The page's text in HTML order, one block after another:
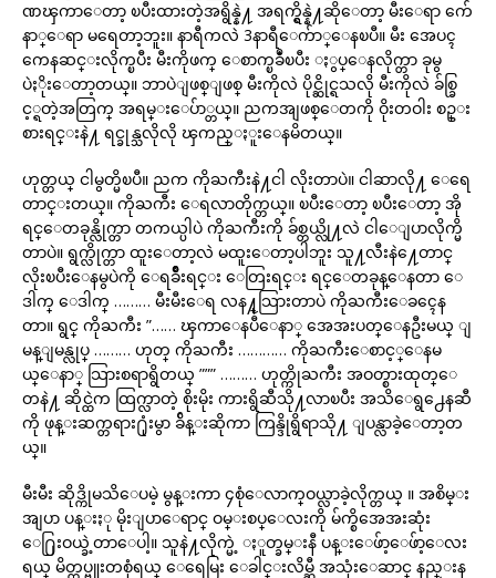
ဏၾကာေတာ့ ၿပီးထားတဲ့အရွိန္နဲ႔ အရက္ရွိန္နဲ႔ဆိုေတာ့ မီးေရာ က်ေ
နာ္ေရာ မရေတာ့ဘူး။ နာရီကလဲ 3နာရီေက်ာ္ေနၿပီ။ မီး အေပၚ
ကေနဆင္းလိုက္ၿပီး မီးကိုဖက္ ေစာက္ၿခဳံၿပီး ႏွပ္ေနလိုက္တာ ခုမွ
ပဲႏိုးေတာ့တယ္။ ဘာပဲျဖစ္ျဖစ္ မီးကိုလဲ ပိုင္ဆိုင္ရသလို မီးကိုလဲ ခ်စ္ခြ
င့္ရတဲ့အတြက္ အရမ္းေပ်ာ္တယ္။ ညကအျဖစ္ေတကို ဝိုးတဝါး စဥ္း
စားရင္းနဲ႔ ရင္ခုန္သလိုလို ၾကည္ႏူးေနမိတယ္။
ဟုတ္တယ္ ငါမွတ္မိၿပီ။ ညက ကိုႀကီးနဲ႔ငါ လိုးတာပဲ။ ငါဆာလို႔ ေရေ
တာင္းတယ္။ ကိုႀကီး ေရလာတိုက္တယ္။ ၿပီးေတာ့ ၿပီးေတာ့ အို
ရင္ေတခုန္လိုက္တာ တကယ္ပါပဲ ကိုႀကီးကို ခ်စ္တယ္လို႔လဲ ငါေျပာလိုက္မိ
တာပဲ။ ရွက္လိုက္တာ ထူးေတာ့လဲ မထူးေတာ့ပါဘူး သူ႔လီးနဲ႔ေတာင္
လိုးၿပီးေနမွပဲကို ေရခ်ိဳးရင္း ေတြးရင္း ရင္ေတခုန္ေနတာ ေ
ဒါက္ ေဒါက္ ……… မီးမီးေရ လန႔္သြားတာပဲ ကိုႀကီးေခၚေန
တာ။ ရွင္ ကိုႀကီး ”…… ၾကာေနပီေနာ္ အေအးပတ္ေနဦးမယ္ ျ
မန္ျမန္လုပ္ ……… ဟုတ္ ကိုႀကီး ………… ကိုႀကီးေစာင့္ေနမ
ယ္ေနာ္ သြားစရာရွိတယ္ ””” ……… ဟုတ္ကိုႀကီး အဝတ္စားထုတ္ေ
တနဲ႔ ဆိုင္ထဲက ထြက္လာတဲ့ စိုးမိုး ကားရွိဆီသို႔လာၿပီး အသိေရွ႕ေနဆီ
ကို ဖုန္းဆက္တရား႐ုံးမွာ ခ်ိန္းဆိုကာ ကြန္ဒိုရွိရာသို႔ ျပန္လာခဲ့ေတာ့တ
ယ္။
မီးမီး ဆိုဒ္ကိုမသိေပမဲ့ မွန္းကာ ၄စုံေလာက္ဝယ္လာခဲ့လိုက္တယ္ ။ အစိမ္း
အျပာ ပန္းႏု မိုးျပာေရာင္ ဝမ္းစပ္ေလးကို မ်က္စိအေအးဆုံး
ေ႐ြးဝယ္ခဲ့တာေပါ့။ သူနဲ႔လိုက္မဲ့ ႏူတ္ခမ္းနီ ပန္းေဖ်ာ့ေဖ်ာ့ေလး
ရယ္ မိတ္ကပ္ဗူးတစုံရယ္ ေရေမြး ေခါင္းလိမ္ဆီ အသုံးေဆာင္ နည္းန